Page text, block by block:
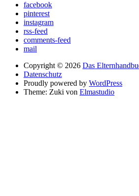
facebook
pinterest
instagram
rss-feed
comments-feed
mail
Copyright © 2026 Das
Datenschutz
Proudly powered by WordPress
Theme: Zuki von Elmastudio